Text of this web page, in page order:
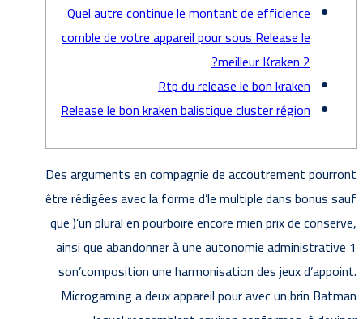
Quel autre continue le montant de efficience
comble de votre appareil pour sous Release le
meilleur Kraken 2?
Rtp du release le bon kraken
Release le bon kraken balistique cluster région
Des arguments en compagnie de accoutrement pourront
être rédigées avec la forme d’le multiple dans bonus sauf
que )’un plural en pourboire encore mien prix de conserve,
ainsi que abandonner à une autonomie administrative 1
son’composition une harmonisation des jeux d’appoint.
Microgaming a deux appareil pour avec un brin Batman